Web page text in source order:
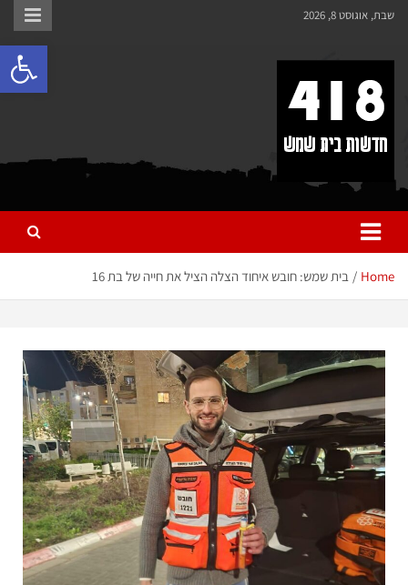
לתוכן
שבת, אוגוסט 8, 2026
418 – חדשות בית שמש
כל מה שחדש ומעניין בבית שמש בכלל והחרדית בפרט
Home בית שמש: חובש איחוד הצלה הציל את חייה של בת 16